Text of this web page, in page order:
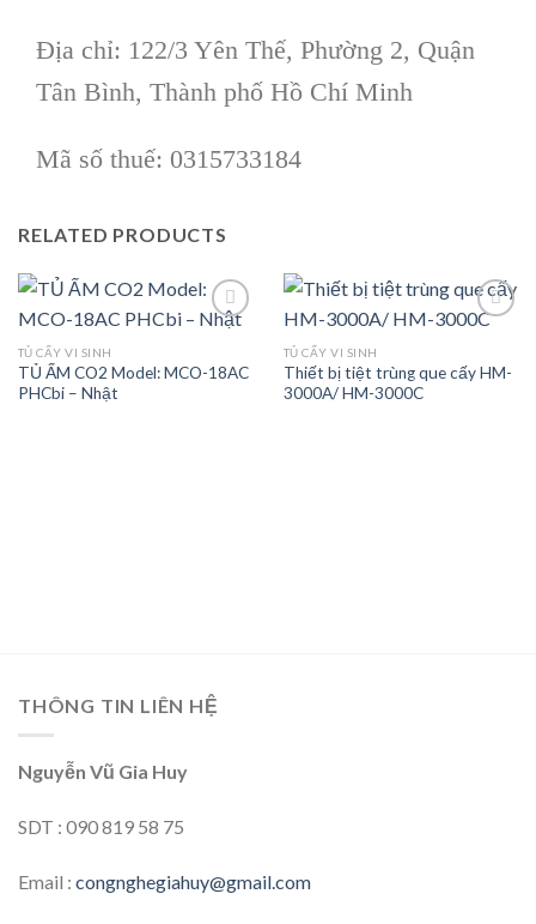
Địa chỉ: 122/3 Yên Thế, Phường 2, Quận
Tân Bình, Thành phố Hồ Chí Minh
Mã số thuế: 0315733184
RELATED PRODUCTS
Add to
TỦ CẤY VI SINH
TỦ ẤM CO2 Model: MCO-18AC
PHCbi – Nhật
Add to
TỦ CẤY VI SINH
Thiết bị tiệt trùng que cấy HM-
3000A/ HM-3000C
THÔNG TIN LIÊN HỆ
Nguyễn Vũ Gia Huy
SDT : 090 819 58 75
Email : congnghegiahuy@gmail.com